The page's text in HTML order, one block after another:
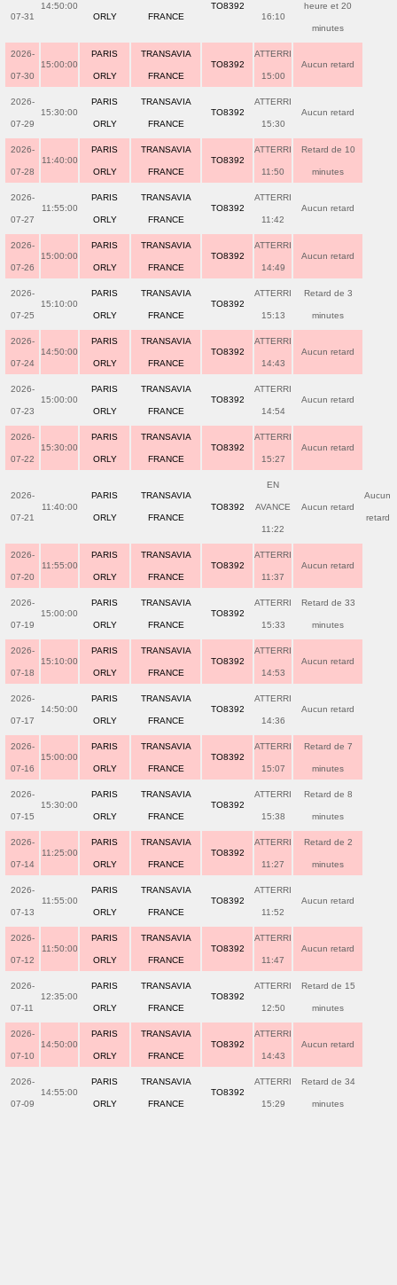
07-31
14:50:00
ORLY FRANCE
TO8392
16:10
heure et 20
minutes
2026-
07-30
15:00:00
PARIS
ORLY
TRANSAVIA
FRANCE
TO8392
ATTERRI
15:00
Aucun retard
2026-
07-29
15:30:00
PARIS
ORLY
TRANSAVIA
FRANCE
TO8392
ATTERRI
15:30
Aucun retard
2026-
07-28
11:40:00
PARIS
ORLY
TRANSAVIA
FRANCE
TO8392
ATTERRI
11:50
Retard de 10
minutes
2026-
07-27
11:55:00
PARIS
ORLY
TRANSAVIA
FRANCE
TO8392
ATTERRI
11:42
Aucun retard
2026-
07-26
15:00:00
PARIS
ORLY
TRANSAVIA
FRANCE
TO8392
ATTERRI
14:49
Aucun retard
2026-
07-25
15:10:00
PARIS
ORLY
TRANSAVIA
FRANCE
TO8392
ATTERRI
15:13
Retard de 3
minutes
2026-
07-24
14:50:00
PARIS
ORLY
TRANSAVIA
FRANCE
TO8392
ATTERRI
14:43
Aucun retard
2026-
07-23
15:00:00
PARIS
ORLY
TRANSAVIA
FRANCE
TO8392
ATTERRI
14:54
Aucun retard
2026-
07-22
15:30:00
PARIS
ORLY
TRANSAVIA
FRANCE
TO8392
ATTERRI
15:27
Aucun retard
2026-
07-21
11:40:00
PARIS
ORLY
TRANSAVIA
FRANCE
TO8392
EN
AVANCE
11:22
Aucun retard
Aucun
retard
2026-
07-20
11:55:00
PARIS
ORLY
TRANSAVIA
FRANCE
TO8392
ATTERRI
11:37
Aucun retard
2026-
07-19
15:00:00
PARIS
ORLY
TRANSAVIA
FRANCE
TO8392
ATTERRI
15:33
Retard de 33
minutes
2026-
07-18
15:10:00
PARIS
ORLY
TRANSAVIA
FRANCE
TO8392
ATTERRI
14:53
Aucun retard
2026-
07-17
14:50:00
PARIS
ORLY
TRANSAVIA
FRANCE
TO8392
ATTERRI
14:36
Aucun retard
2026-
07-16
15:00:00
PARIS
ORLY
TRANSAVIA
FRANCE
TO8392
ATTERRI
15:07
Retard de 7
minutes
2026-
07-15
15:30:00
PARIS
ORLY
TRANSAVIA
FRANCE
TO8392
ATTERRI
15:38
Retard de 8
minutes
2026-
07-14
11:25:00
PARIS
ORLY
TRANSAVIA
FRANCE
TO8392
ATTERRI
11:27
Retard de 2
minutes
2026-
07-13
11:55:00
PARIS
ORLY
TRANSAVIA
FRANCE
TO8392
ATTERRI
11:52
Aucun retard
2026-
07-12
11:50:00
PARIS
ORLY
TRANSAVIA
FRANCE
TO8392
ATTERRI
11:47
Aucun retard
2026-
07-11
12:35:00
PARIS
ORLY
TRANSAVIA
FRANCE
TO8392
ATTERRI
12:50
Retard de 15
minutes
2026-
07-10
14:50:00
PARIS
ORLY
TRANSAVIA
FRANCE
TO8392
ATTERRI
14:43
Aucun retard
2026-
07-09
14:55:00
PARIS
ORLY
TRANSAVIA
FRANCE
TO8392
ATTERRI
15:29
Retard de 34
minutes